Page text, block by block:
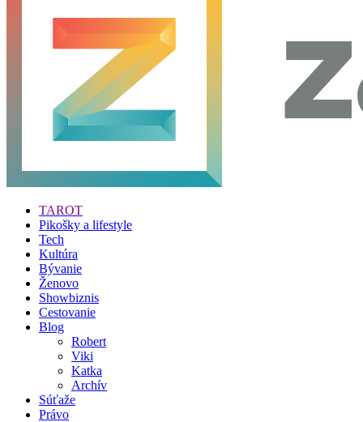
TAROT
Pikošky a lifestyle
Tech
Kultúra
Bývanie
Ženovo
Showbiznis
Cestovanie
Blog
Robert
Viki
Katka
Archív
Súťaže
Právo